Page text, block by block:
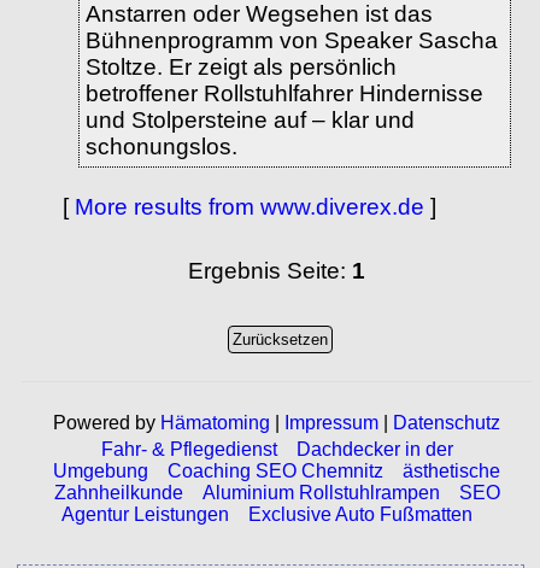
Anstarren oder Wegsehen ist das
Bühnenprogramm von Speaker Sascha
Stoltze. Er zeigt als persönlich
betroffener Rollstuhlfahrer Hindernisse
und Stolpersteine auf – klar und
schonungslos.
[ More results from www.diverex.de ]
Ergebnis Seite: 1
Powered by Hämatoming Impressum
Datenschutz
Fahr- & Pflegedienst
Dachdecker in der
Umgebung
Coaching SEO Chemnitz
ästhetische
Zahnheilkunde
Aluminium Rollstuhlrampen
SEO
Agentur Leistungen
Exclusive Auto Fußmatten